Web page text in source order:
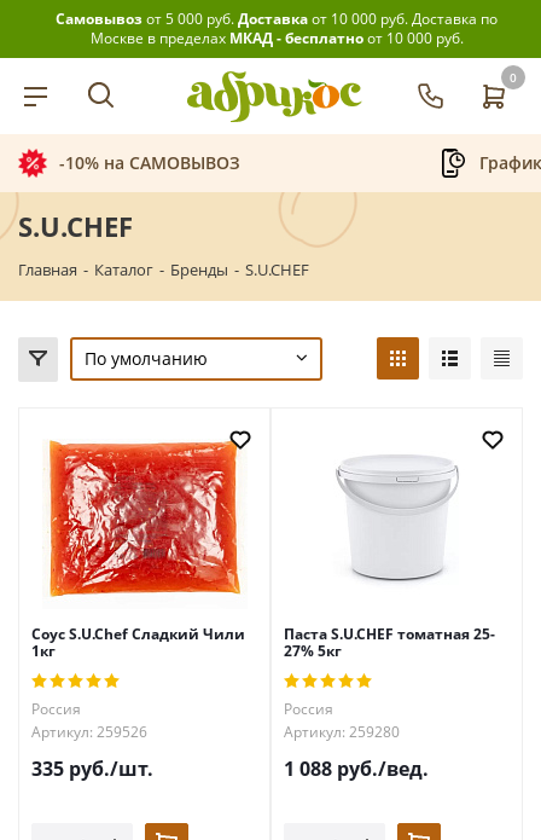
Самовывозот 5 000 руб.Доставкаот 10 000 руб.Доставка по
Москве в пределах МКАД - бесплатноот 10 000 руб.
0
-10% на САМОВЫВОЗ
S.U.CHEF
Главная - Каталог - Бренды - S.U.CHEF
По умолчанию
Соус S.U.Chef Сладкий Чили
1кг
Россия
Артикул: 259526
335 руб./шт.
Паста S.U.CHEF томатная 25-
27% 5кг
Россия
Артикул: 259280
1 088 руб./вед.